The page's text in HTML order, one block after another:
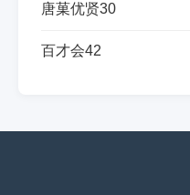
唐菓优贤30
百才会42